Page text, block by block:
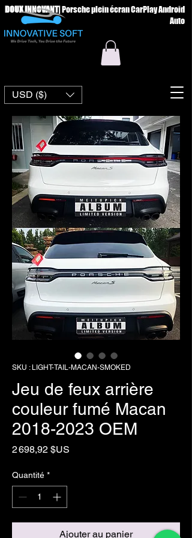
DOUX INNOVANT|Porsche plein écran CarPlay Android
Auto
USD ($)
SKU : LIGHT-TAIL-MACAN-SMOKED
Jeu de feux arrière
couleur fumé Macan
2018-2023 OEM
2 698,92 $US
Quantité *
Ajouter au panier